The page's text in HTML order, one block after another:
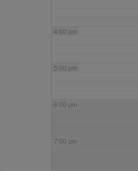
4:00 pm
5:00 pm
6:00 pm
7:00 pm